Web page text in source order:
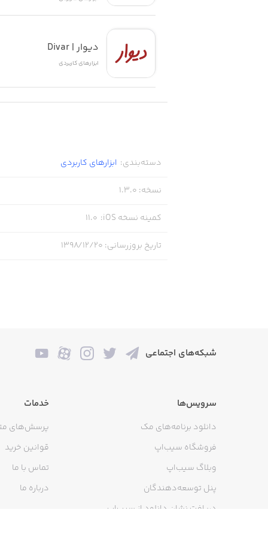
دیوار | Divar
ابزار‌های کاربردی
دسته‌بندی: ابزار‌های کاربردی
نسخه:
1.3.0
کمینه نسخه iOS :
11.0
تاریخ بروزرسانی: ۱۳۹۸/۱۲/۲۰
شبکه‌های اجتماعی
سرویس‌ها
دانلود برنامه‌های مک
فروشگاه سیب‌اپ
وبلاگ سیب‌اپ
پنل توسعه‌دهندگان
دریافت نشان دانلود از سیب‌اپ
خدمات
پرسش‌های
قوانین خرید
تماس با ما
درباره ما